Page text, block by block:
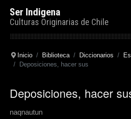
Ser Indigena
Culturas Originarias de Chile
Inicio Biblioteca Diccionarios
Deposiciones, hacer sus
Deposiciones, hacer
naqnautun